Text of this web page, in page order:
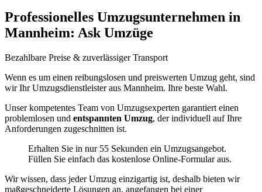
Professionelles Umzugsunternehmen in
Mannheim: Ask Umzüge
Bezahlbare Preise & zuverlässiger Transport
Wenn es um einen reibungslosen und preiswerten Umzug geht, sind
wir Ihr Umzugsdienstleister aus Mannheim. Ihre beste Wahl.
Unser kompetentes Team von Umzugsexperten garantiert einen
problemlosen und entspannten Umzug, der individuell auf Ihre
Anforderungen zugeschnitten ist.
Erhalten Sie in nur 55 Sekunden ein Umzugsangebot.
Füllen Sie einfach das kostenlose Online-Formular aus.
Wir wissen, dass jeder Umzug einzigartig ist, deshalb bieten wir
maßgeschneiderte Lösungen an, angefangen bei einer